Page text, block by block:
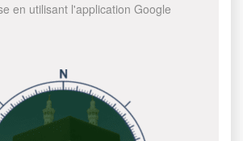
en utilisant l'application Google